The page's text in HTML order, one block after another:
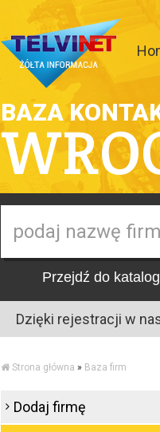
BAZA
Przejdź do
Dzięki rejestracji w
Strona główna » Baza firm
Dodaj firmę